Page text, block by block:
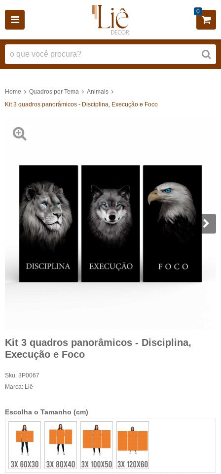
0
Home Quadros por Tema
Animais
Kit 3 quadros panorâmicos - Disciplina, Execução e Foco
Kit 3 quadros panorâmicos - Disciplina,
Execução e Foco
Sku: 3P0067
Marca: Liê
Escolha o Tamanho (cm)